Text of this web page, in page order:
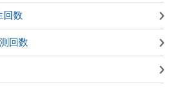
回数
回数